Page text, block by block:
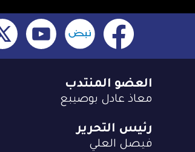
العضو المنتدب
معاذ عادل بوصيبع
رئيس التحرير
فيصل العلي